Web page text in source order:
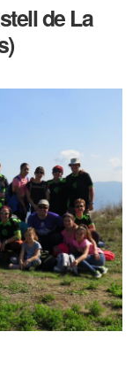
–
Castell
de
La
Popa
(Moianès)
de La